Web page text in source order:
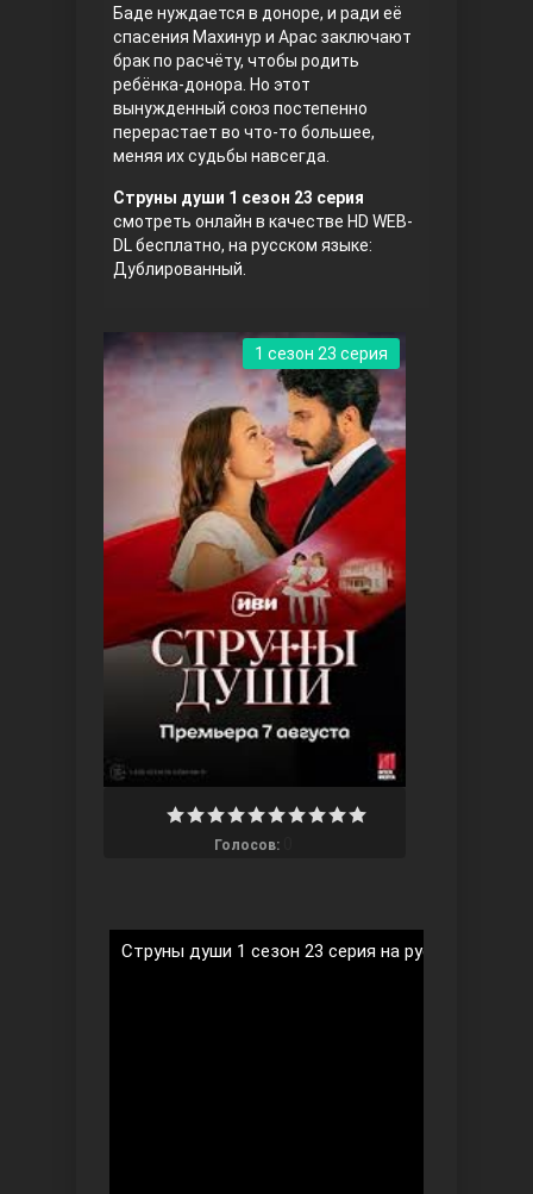
Воскресший Эртугрул
Три сестры
Ветреный холм
Ты назови
Баде нуждается в доноре, и ради её
спасения Махинур и Арас заключают
брак по расчёту, чтобы родить
ребёнка-донорa. Но этот
вынужденный союз постепенно
перерастает во что-то большее,
меняя их судьбы навсегда.
Струны души 1 сезон 23 серия
смотреть онлайн в качестве HD WEB-
DL бесплатно, на русском языке:
Дублированный.
Голосов:
1 сезон 23 серия
Струны души 1 сезон 23 серия на русском языке